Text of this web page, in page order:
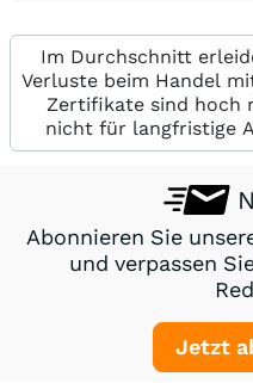
Im Durchschnitt
Verluste beim Handel
Zertifikate sind hoch
nicht für langfristige
Abonnieren Sie
und verpassen
Jetzt